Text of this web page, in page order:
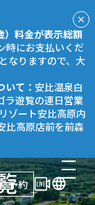
）料金が表示総額
時にお支払いくだ
なりますので、大
いて： 安比温泉白
ラ遊覧の連日営業
ゾート安比高原内
比高原店前を前森
予約